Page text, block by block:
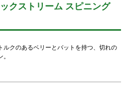
クストリーム スピニング
ルクのあるベリーとバットを持つ、切れの